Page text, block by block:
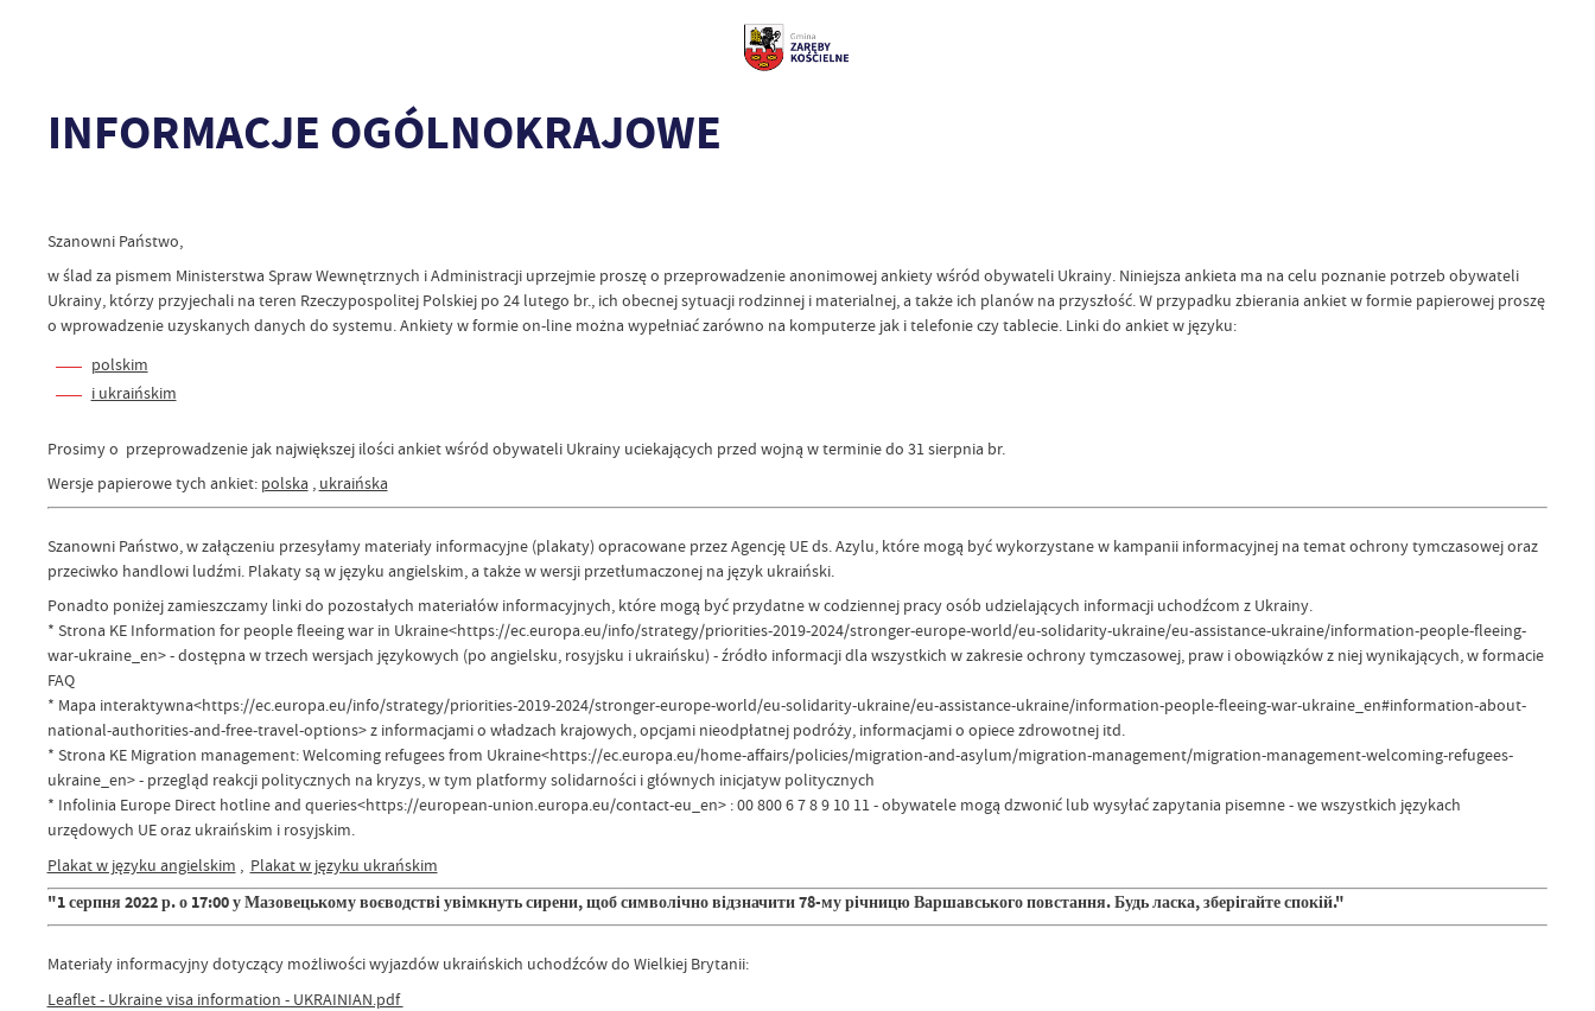
INFORMACJE OGÓLNOKRAJOWE
Szanowni Państwo,
w ślad za pismem Ministerstwa Spraw Wewnętrznych i Administracji uprzejmie proszę o przeprowadzenie anonimowej ankiety wśród obywateli Ukrainy. Niniejsza ankieta ma na celu poznanie potrzeb obywateli
Ukrainy, którzy przyjechali na teren Rzeczypospolitej Polskiej po 24 lutego br., ich obecnej sytuacji rodzinnej i materialnej, a także ich planów na przyszłość. W przypadku zbierania ankiet w formie papierowej proszę
o wprowadzenie uzyskanych danych do systemu. Ankiety w formie on-line można wypełniać zarówno na komputerze jak i telefonie czy tablecie. Linki do ankiet w języku:
polskim
i ukraińskim
Prosimy o przeprowadzenie jak największej ilości ankiet wśród obywateli Ukrainy uciekających przed wojną w terminie do 31 sierpnia br.
Wersje papierowe tych ankiet: polska , ukraińska
Szanowni Państwo, w załączeniu przesyłamy materiały informacyjne (plakaty) opracowane przez Agencję UE ds. Azylu, które mogą być wykorzystane w kampanii informacyjnej na temat ochrony tymczasowej oraz
przeciwko handlowi ludźmi. Plakaty są w języku angielskim, a także w wersji przetłumaczonej na język ukraiński.
Ponadto poniżej zamieszczamy linki do pozostałych materiałów informacyjnych, które mogą być przydatne w codziennej pracy osób udzielających informacji uchodźcom z Ukrainy.
* Strona KE Information for people fleeing war in Ukraine<https://ec.europa.eu/info/strategy/priorities-2019-2024/stronger-europe-world/eu-solidarity-ukraine/eu-assistance-ukraine/information-people-fleeing-
war-ukraine_en> - dostępna w trzech wersjach językowych (po angielsku, rosyjsku i ukraińsku) - źródło informacji dla wszystkich w zakresie ochrony tymczasowej, praw i obowiązków z niej wynikających, w formacie
FAQ
* Mapa interaktywna<https://ec.europa.eu/info/strategy/priorities-2019-2024/stronger-europe-world/eu-solidarity-ukraine/eu-assistance-ukraine/information-people-fleeing-war-ukraine_en#information-about-
national-authorities-and-free-travel-options> z informacjami o władzach krajowych, opcjami nieodpłatnej podróży, informacjami o opiece zdrowotnej itd.
* Strona KE Migration management: Welcoming refugees from Ukraine<https://ec.europa.eu/home-affairs/policies/migration-and-asylum/migration-management/migration-management-welcoming-refugees-
ukraine_en> - przegląd reakcji politycznych na kryzys, w tym platformy solidarności i głównych inicjatyw politycznych
* Infolinia Europe Direct hotline and queries<https://european-union.europa.eu/contact-eu_en> : 00 800 6 7 8 9 10 11 - obywatele mogą dzwonić lub wysyłać zapytania pisemne - we wszystkich językach
urzędowych UE oraz ukraińskim i rosyjskim.
Plakat w języku angielskim
Plakat w języku ukrańskim
"1 серпня 2022 р. о 17:00 у Мазовецькому воєводстві увімкнуть сирени, щоб символічно відзначити 78-му річницю Варшавського повстання. Будь ласка, зберігайте спокій."
Materiały informacyjny dotyczący możliwości wyjazdów ukraińskich uchodźców do Wielkiej Brytanii:
Leaflet - Ukraine visa information - UKRAINIAN.pdf